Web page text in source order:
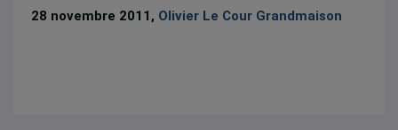
28 novembre 2011, Olivier Le Cour Grandmaison